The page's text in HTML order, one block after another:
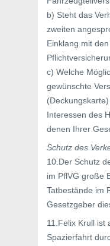
b) Steht das
zweiten
Einklang mit
c) Welche
gewünschte
Interessen des
denen Ihrer
Schutz des
10.Der Schutz
im PflVG große
Tatbestände im
Gesetzgeber
11.Felix Krull ist
Spazierfahrt